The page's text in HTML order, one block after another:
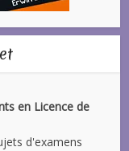
en Licence de
d'examens